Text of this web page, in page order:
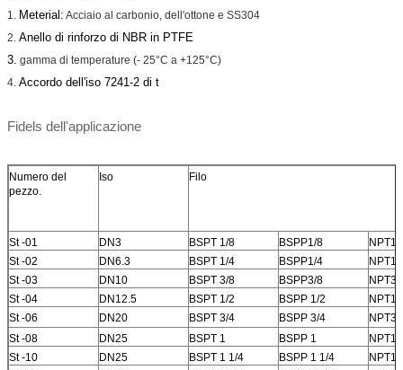
1. Meterial: Acciaio al carbonio, dell'ottone e SS304
2. Anello di rinforzo di NBR in PTFE
3. gamma di temperature (- 25°C a +125°C)
4. Accordo dell'iso 7241-2 di t
Fidels dell'applicazione
Numero del
pezzo.
Iso Filo
St -01 DN3 BSPT 1/8 BSPP1/8
NPT1/
St -02
DN6.3 BSPT 1/4 BSPP1/4
NPT1/
St -03
DN10 BSPT 3/8 BSPP3/8
NPT3/
St -04
DN12.5 BSPT 1/2 BSPP 1/2
NPT1/
St -06
DN20 BSPT 3/4 BSPP 3/4
NPT3/
St -08
DN25 BSPT 1 BSPP 1
NPT1
St -10
DN25 BSPT 1 1/4 BSPP 1 1/4
NPT1